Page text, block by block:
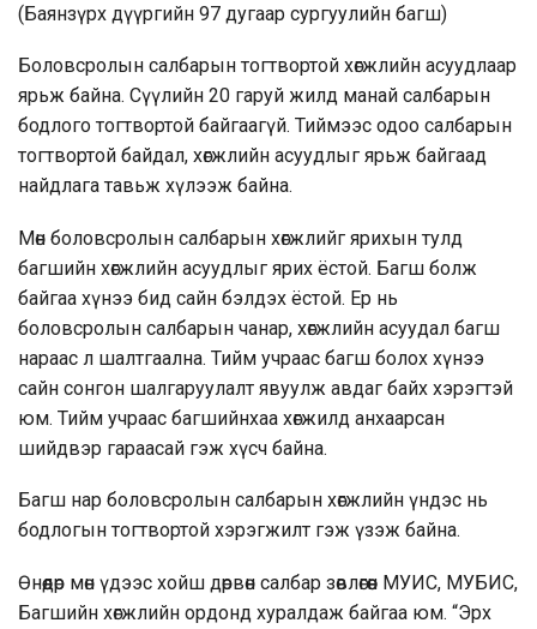
(Баянзүрх дүүргийн 97 дугаар сургуулийн багш)
Боловсролын салбарын тогтвортой хөгжлийн асуудлаар
ярьж байна. Сүүлийн 20 гаруй жилд манай салбарын
бодлого тогтвортой байгаагүй. Тиймээс одоо салбарын
тогтвортой байдал, хөгжлийн асуудлыг ярьж байгаад
найдлага тавьж хүлээж байна.
Мөн боловсролын салбарын хөгжлийг ярихын тулд
багшийн хөгжлийн асуудлыг ярих ёстой. Багш болж
байгаа хүнээ бид сайн бэлдэх ёстой. Ер нь
боловсролын салбарын чанар, хөгжлийн асуудал багш
нараас л шалтгаална. Тийм учраас багш болох хүнээ
сайн сонгон шалгаруулалт явуулж авдаг байх хэрэгтэй
юм. Тийм учраас багшийнхаа хөгжилд анхаарсан
шийдвэр гараасай гэж хүсч байна.
Багш нар боловсролын салбарын хөгжлийн үндэс нь
бодлогын тогтвортой хэрэгжилт гэж үзэж байна.
Өнөөдөр мөн үдээс хойш дөрвөн салбар зөвлөгөөн МУИС, МУБИС,
Багшийн хөгжлийн ордонд хуралдаж байгаа юм. “Эрх